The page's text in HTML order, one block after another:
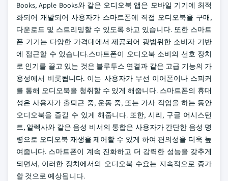
Books, Apple Books와 같은 오디오북 앱은 모바일 기기에 최적
화되어 개발되어 사용자가 스마트폰에 직접 오디오북을 구매,
다운로드 및 스트리밍할 수 있도록 하고 있습니다. 또한 스마트
폰 기기는 다양한 가격대에서 제공되어 광범위한 소비자 기반
에 접근할 수 있습니다.스마트폰이 오디오북 소비의 선호 장치
로 인기를 끌고 있는 것은 블루투스 연결과 같은 고급 기능의 가
용성에서 비롯됩니다. 이는 사용자가 무선 이어폰이나 스피커
를 통해 오디오북을 청취할 수 있게 해줍니다. 스마트폰의 휴대
성은 사용자가 출퇴근 중, 운동 중, 또는 가사 작업을 하는 동안
오디오북을 즐길 수 있게 해줍니다. 또한, 시리, 구글 어시스턴
트, 알렉사와 같은 음성 비서의 통합은 사용자가 간단한 음성 명
령으로 오디오북 재생을 제어할 수 있게 하여 편의성을 더욱 높
여줍니다. 스마트폰이 계속 진화하고 더 강력한 성능을 갖추게
되면서, 이러한 장치에서의 오디오북 수요는 지속적으로 증가
할 것으로 예상됩니다.